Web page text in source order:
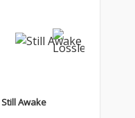
Still Awake